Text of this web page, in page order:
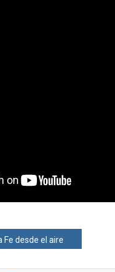
Fe desde el aire